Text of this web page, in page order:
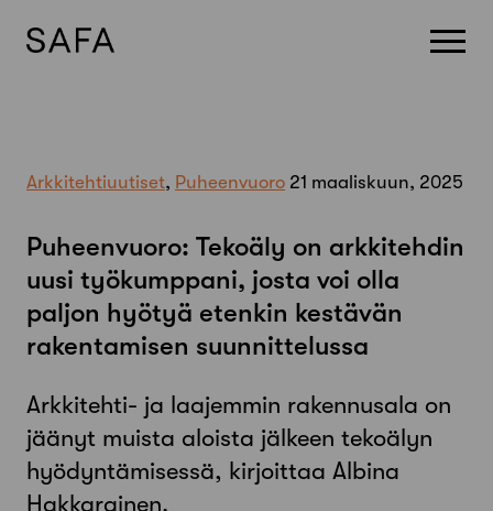
Arkkitehtiuutiset, Puheenvuoro 21 maaliskuun, 2025
Puheenvuoro: Tekoäly on arkkitehdin
uusi työkumppani, josta voi olla
paljon hyötyä etenkin kestävän
rakentamisen suunnittelussa
Arkkitehti- ja laajemmin rakennusala on
jäänyt muista aloista jälkeen tekoälyn
hyödyntämisessä, kirjoittaa Albina
Hakkarainen.